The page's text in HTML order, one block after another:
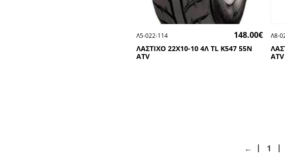
ΛΑΣΤΙΧΟ 22Χ10-10 4Λ TL K547 55N
ATV
Λ5-022-114 148.00€ Λ8-
← 1